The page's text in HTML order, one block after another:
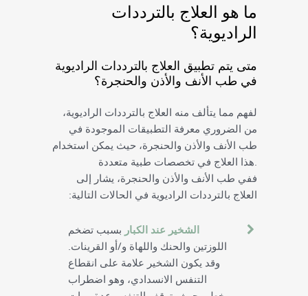
ما هو العلاج بالترددات
الراديوية؟
متى يتم تطبيق العلاج بالترددات الراديوية
في طب الأنف والأذن والحنجرة؟
لفهم مما يتألف منه العلاج بالترددات الراديوية،
من الضروري معرفة التطبيقات الموجودة في
طب الأنف والأذن والحنجرة، حيث يمكن استخدام
ففي طب الأنف والأذن والحنجرة، يشار إلى
العلاج بالترددات الراديوية في الحالات التالية:
الشخير عند الكبار بسبب تضخم
اللوزتين والحنك واللهاة و/أو القرينات.
وقد يكون الشخير علامة على انقطاع
التنفس الانسدادي، وهو اضطراب